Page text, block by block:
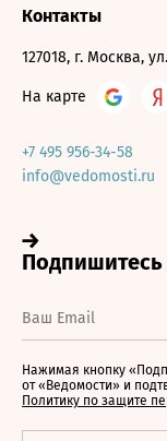
Контакты
127018, г. Москва,
На карте
+7 495 956-34-58
info@vedomosti.ru
Нажимая кнопку
от «Ведомости» и
Политику по защите